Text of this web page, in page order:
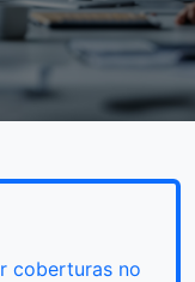
coberturas no